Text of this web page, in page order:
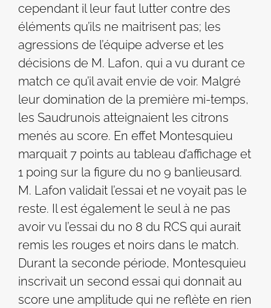
cependant il leur faut lutter contre des
éléments qu’ils ne maitrisent pas; les
agressions de l’équipe adverse et les
décisions de M. Lafon, qui a vu durant ce
match ce qu’il avait envie de voir. Malgré
leur domination de la première mi-temps,
les Saudrunois atteignaient les citrons
menés au score. En effet Montesquieu
marquait 7 points au tableau d’affichage et
1 poing sur la figure du no 9 banlieusard.
M. Lafon validait l’essai et ne voyait pas le
reste. Il est également le seul à ne pas
avoir vu l’essai du no 8 du RCS qui aurait
remis les rouges et noirs dans le match.
Durant la seconde période, Montesquieu
inscrivait un second essai qui donnait au
score une amplitude qui ne reflète en rien